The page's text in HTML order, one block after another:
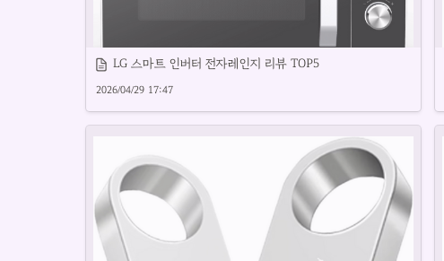
가성비 좋은 중고 게이밍컴퓨터 제품을 소개합니다.
인버터 전자레인지 추천 제품과 사용 후기입니다.
LG 스마트 인버터 전자레인지 리뷰 TOP5
2026/04/29 17:47